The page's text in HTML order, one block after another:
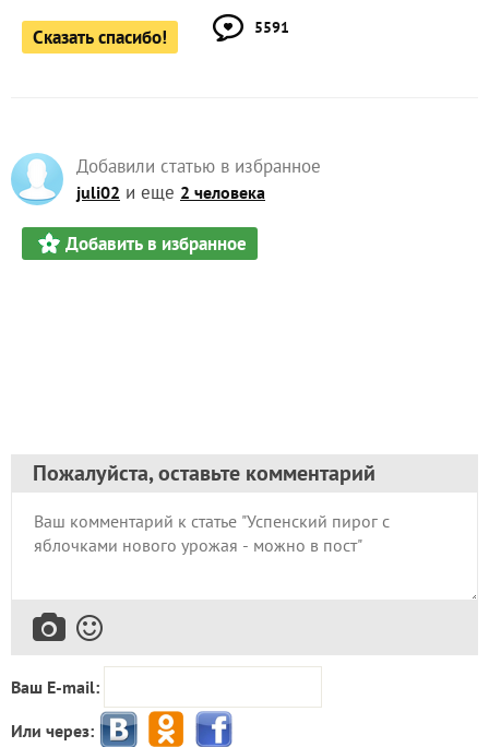
Сказать спасибо! 5591
Добавили статью в избранное
juli02 и еще 2 человека
Добавить в избранное
Пожалуйста, оставьте комментарий
Ваш E-mail:
Или через: